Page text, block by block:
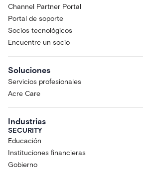
Channel Partner Portal
Portal de soporte
Socios tecnológicos
Encuentre un socio
Soluciones
Servicios profesionales
Acre Care
Industrias
SECURITY
Educación
Instituciones financieras
Gobierno